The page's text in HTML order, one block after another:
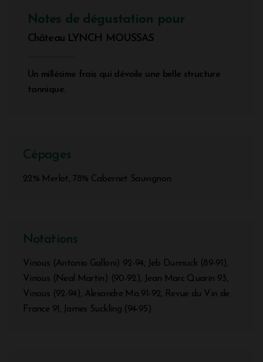
Notes de dégustation pour
Château LYNCH MOUSSAS
Un millésime frais qui dévoile une belle structure
tannique.
Cépages
22% Merlot, 78% Cabernet Sauvignon
Notations
Vinous (Antonio Galloni) 92-94, Jeb Dunnuck (89-91),
Vinous (Neal Martin) (90-92), Jean Marc Quarin 93,
Vinous (92-94), Alexandre Ma 91-92, Revue du Vin de
France 91, James Suckling (94-95)